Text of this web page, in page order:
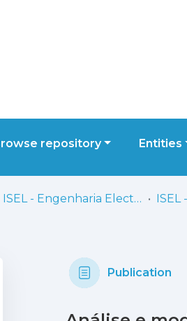
repository Entities
ISEL - Engenharia Electrotécnica
Publication